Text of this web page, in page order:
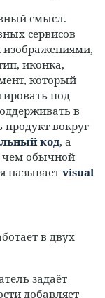
смысл.
сервисов
иконка,
который
под
в
продукт вокруг
код, а
чем обычной
называет visual
в двух
задаёт
добавляет